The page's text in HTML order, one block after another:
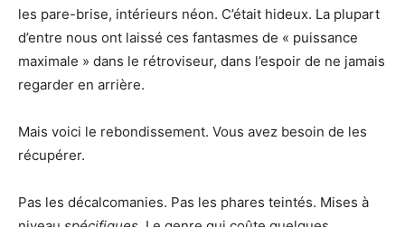
les pare-brise, intérieurs néon. C’était hideux. La plupart
d’entre nous ont laissé ces fantasmes de « puissance
maximale » dans le rétroviseur, dans l’espoir de ne jamais
regarder en arrière.
Mais voici le rebondissement. Vous avez besoin de les
récupérer.
Pas les décalcomanies. Pas les phares teintés. Mises à